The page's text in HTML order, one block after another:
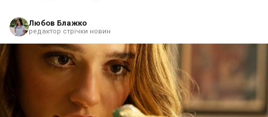
Любов Блажко
редактор стрічки новин